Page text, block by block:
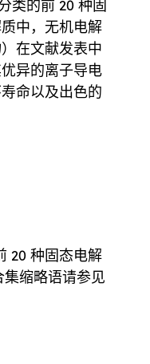
类的前 20 种固
中，无机电解
在文献发表中
异的离子导电
命以及出色的
20 种固态电解
缩略语请参见